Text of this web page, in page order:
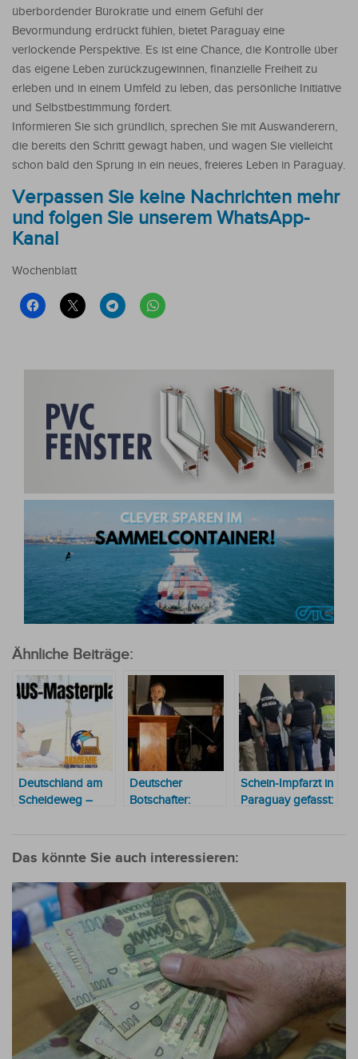
überbordender Bürokratie und einem Gefühl der
Bevormundung erdrückt fühlen, bietet Paraguay eine
verlockende Perspektive. Es ist eine Chance, die Kontrolle über
das eigene Leben zurückzugewinnen, finanzielle Freiheit zu
erleben und in einem Umfeld zu leben, das persönliche Initiative
und Selbstbestimmung fördert.
Informieren Sie sich gründlich, sprechen Sie mit Auswanderern,
die bereits den Schritt gewagt haben, und wagen Sie vielleicht
schon bald den Sprung in ein neues, freieres Leben in Paraguay.
Verpassen Sie keine Nachrichten mehr
und folgen Sie unserem WhatsApp-
Kanal
Wochenblatt
Ähnliche Beiträge:
Deutschland am
Scheideweg –
unverzichtbar wird
Deutscher
Botschafter:
Paraguay und
ausgezeichnet“
Schein-Impfarzt in
Paraguay gefasst:
Das könnte Sie auch interessieren: